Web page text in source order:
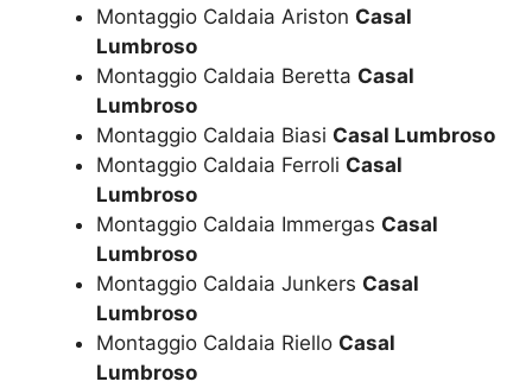
Montaggio Caldaia Ariston Casal
Lumbroso
Montaggio Caldaia Beretta Casal
Lumbroso
Montaggio Caldaia Biasi Casal Lumbroso
Montaggio Caldaia Ferroli Casal
Lumbroso
Montaggio Caldaia Immergas Casal
Lumbroso
Montaggio Caldaia Junkers Casal
Lumbroso
Montaggio Caldaia Riello Casal
Lumbroso